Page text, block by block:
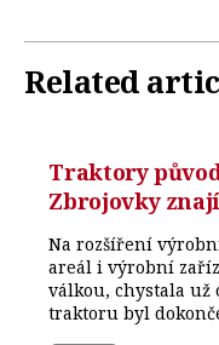
Related
Traktory
Zbrojovky
Na rozšíření
areál i výrobní
válkou, chystala už
traktoru byl